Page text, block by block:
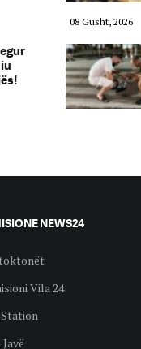
08 Gusht, 2026
NEWS24
Vila 24